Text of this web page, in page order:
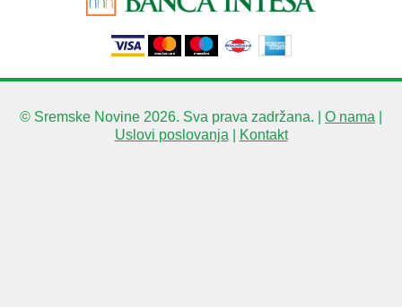
© Sremske Novine 2026. Sva prava zadržana. | O nama
Uslovi poslovanja
Kontakt